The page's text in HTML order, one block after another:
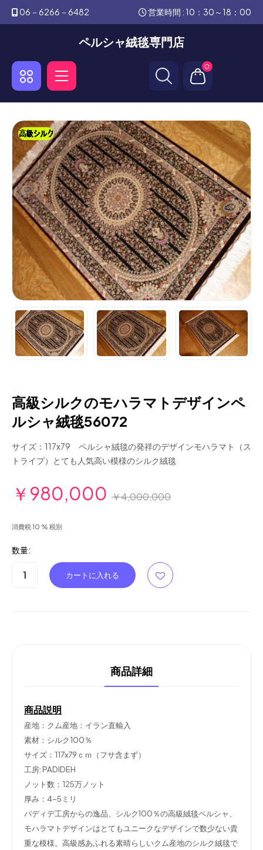
06－6266－6482 営業時間 : 10：30～18：00
ペルシャ絨毯専門店
0
高級シルクのモハラマトデザインペ
ルシャ絨毯56072
サイズ：117x79 ペルシャ絨毯の発祥のデザインモハラマト（ス
トライプ）とても人気高い模様のシルク絨毯
￥980,000 ￥4,000,000
消費税 10 % 税別
数量:
商品詳細
商品説明
産地：クム産地：イラン直輸入
素材：シルク100％
サイズ：117x79ｃｍ（フサ含まず）
工房: PADIDEH
ノット数：125万ノット
厚み：4-5ミリ
パディデ工房からの逸品、シルク100％の高級絨毯ペルシャ、
モハラマトデザインはとてもユニークなデザインで数少ない貴
重な模様。高級感あふれる素晴らしいクム産地のシルク絨毯で